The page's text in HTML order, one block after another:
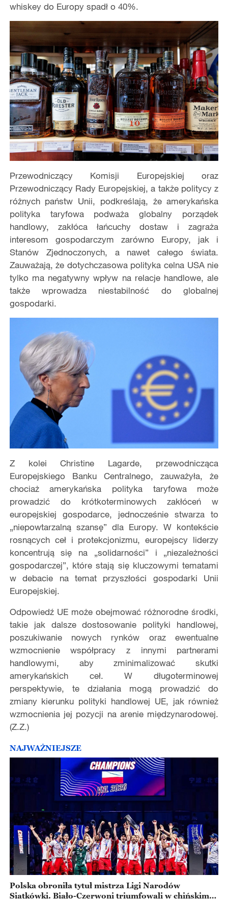
whiskey do Europy spadł o 40%.
Przewodniczący Komisji Europejskiej oraz
Przewodniczący Rady Europejskiej, a także politycy z
różnych państw Unii, podkreślają, że amerykańska
polityka taryfowa podważa globalny porządek
handlowy, zakłóca łańcuchy dostaw i zagraża
interesom gospodarczym zarówno Europy, jak i
Stanów Zjednoczonych, a nawet całego świata.
Zauważają, że dotychczasowa polityka celna USA nie
tylko ma negatywny wpływ na relacje handlowe, ale
także wprowadza niestabilność do globalnej
gospodarki.
Z kolei Christine Lagarde, przewodnicząca
Europejskiego Banku Centralnego, zauważyła, że
chociaż amerykańska polityka taryfowa może
prowadzić do krótkoterminowych zakłóceń w
europejskiej gospodarce, jednocześnie stwarza to
„niepowtarzalną szansę” dla Europy. W kontekście
rosnących ceł i protekcjonizmu, europejscy liderzy
koncentrują się na „solidarności” i „niezależności
gospodarczej”, które stają się kluczowymi tematami
w debacie na temat przyszłości gospodarki Unii
Europejskiej.
Odpowiedź UE może obejmować różnorodne środki,
takie jak dalsze dostosowanie polityki handlowej,
poszukiwanie nowych rynków oraz ewentualne
wzmocnienie współpracy z innymi partnerami
handlowymi, aby zminimalizować skutki
amerykańskich ceł. W długoterminowej
perspektywie, te działania mogą prowadzić do
zmiany kierunku polityki handlowej UE, jak również
wzmocnienia jej pozycji na arenie międzynarodowej.
(Z.Z.)
NAJWAŻNIEJSZE
Polska obroniła tytuł mistrza Ligi Narodów
Siatkówki. Biało-Czerwoni triumfowali w chińskim